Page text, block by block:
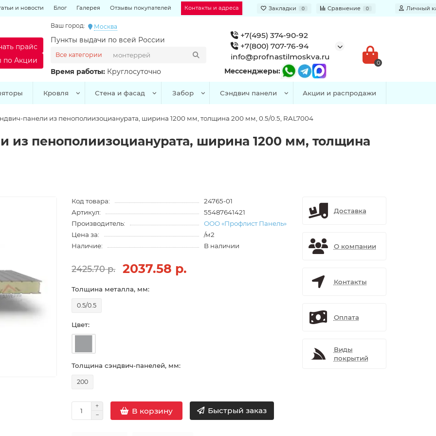
и новости Блог Галерея Отзывы покупателей Контакты и адреса Закладки 0 Сравнение 0 Личный
Ваш город: Москва
Пункты выдачи по всей России
Время работы: Круглосуточно
Все категории
прайс
по Акции
+7(495) 374-90-92
+7(800) 707-76-94
info@profnastilmoskva.ru
Мессенджеры:
0
Кровля Стена и фасад Забор Сэндвич панели Акции и распродажи
панели из пенополиизоцианурата, ширина 1200 мм, толщина 200 мм, 0.5/0.5, RAL7004
из пенополиизоцианурата, ширина 1200 мм, толщина
Код товара:
24765-01
Артикул:
55487641421
Производитель:
ООО «Профлист Панель»
Цена за:
/м2
Наличие:
В наличии
2425.70 р. 2037.58 р.
Толщина металла, мм:
0.5/0.5
Цвет:
Толщина сэндвич-панелей, мм:
200
В корзину Быстрый заказ
Доставка
О компании
Контакты
Оплата
Виды
покрытий